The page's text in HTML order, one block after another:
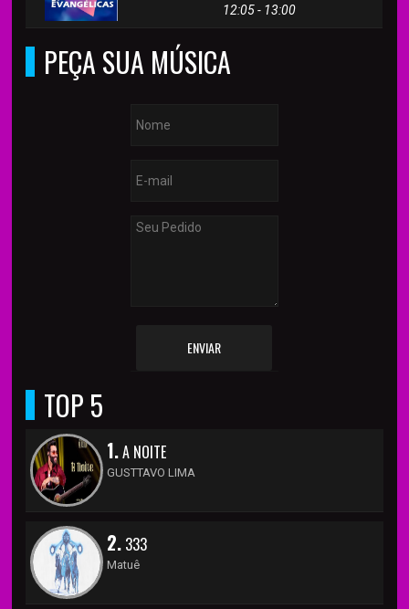
12:05 - 13:00
PEÇA SUA MÚSICA
ENVIAR
TOP 5
1.A NOITE
GUSTTAVO LIMA
2. 333
Matuê